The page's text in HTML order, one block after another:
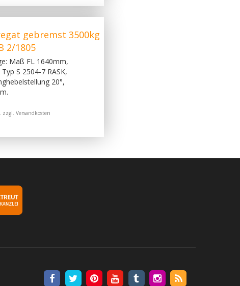
gebremst 3500kg
2/1805
Maß FL 1640mm,
S 2504-7 RASK,
20°,
zzgl. Versandkosten